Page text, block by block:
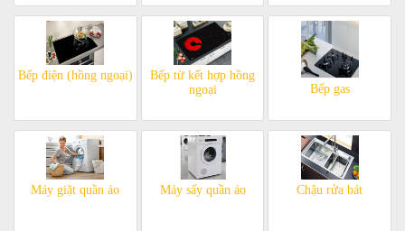
Bếp điện (hồng ngoại)
Bếp từ kết hợp hồng
ngoại
Bếp gas
Máy giặt quần áo Máy sấy quần áo Chậu rửa bát